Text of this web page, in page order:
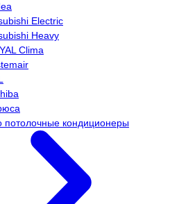
Electric
Heavy
Clima
потолочные кондиционеры